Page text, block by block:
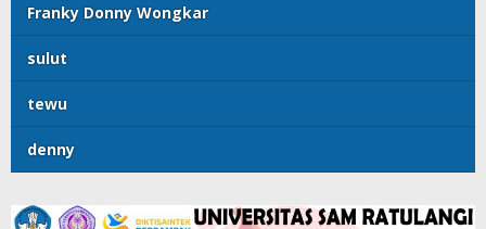
Franky Donny Wongkar
sulut
tewu
denny